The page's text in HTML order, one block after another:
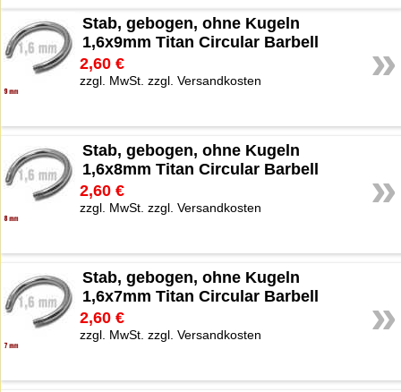
»
Stab, gebogen, ohne Kugeln
1,6x9mm Titan Circular Barbell
2,60 €
zzgl. MwSt. zzgl. Versandkosten
»
Stab, gebogen, ohne Kugeln
1,6x8mm Titan Circular Barbell
2,60 €
zzgl. MwSt. zzgl. Versandkosten
»
Stab, gebogen, ohne Kugeln
1,6x7mm Titan Circular Barbell
2,60 €
zzgl. MwSt. zzgl. Versandkosten